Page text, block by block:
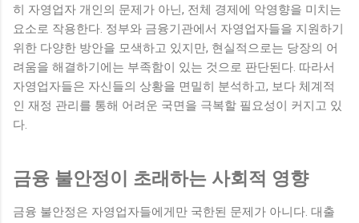
히 자영업자 개인의 문제가 아닌, 전체 경제에 악영향을 미치는
요소로 작용한다. 정부와 금융기관에서 자영업자들을 지원하기
위한 다양한 방안을 모색하고 있지만, 현실적으로는 당장의 어
려움을 해결하기에는 부족함이 있는 것으로 판단된다. 따라서
자영업자들은 자신들의 상황을 면밀히 분석하고, 보다 체계적
인 재정 관리를 통해 어려운 국면을 극복할 필요성이 커지고 있
다.
금융 불안정이 초래하는 사회적 영향
금융 불안정은 자영업자들에게만 국한된 문제가 아니다. 대출